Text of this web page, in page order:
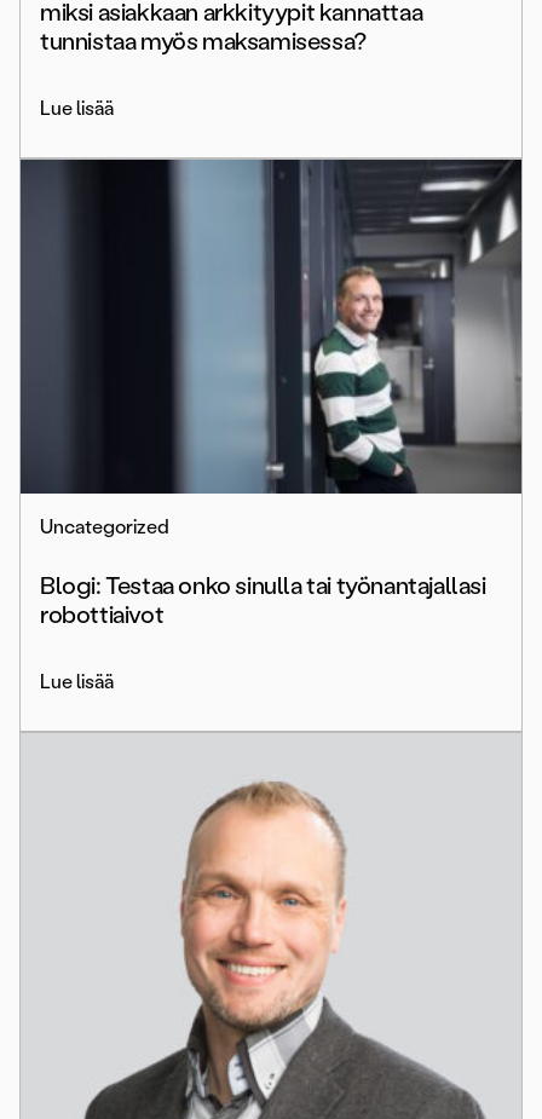
miksi asiakkaan arkkityypit kannattaa
tunnistaa myös maksamisessa?
Lue lisää
Uncategorized
Blogi: Testaa onko sinulla tai työnantajallasi
robottiaivot
Lue lisää